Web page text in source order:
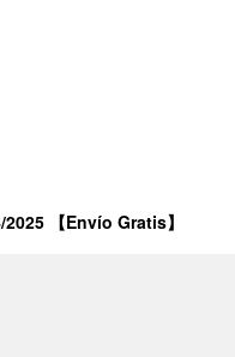
【Envío Gratis】